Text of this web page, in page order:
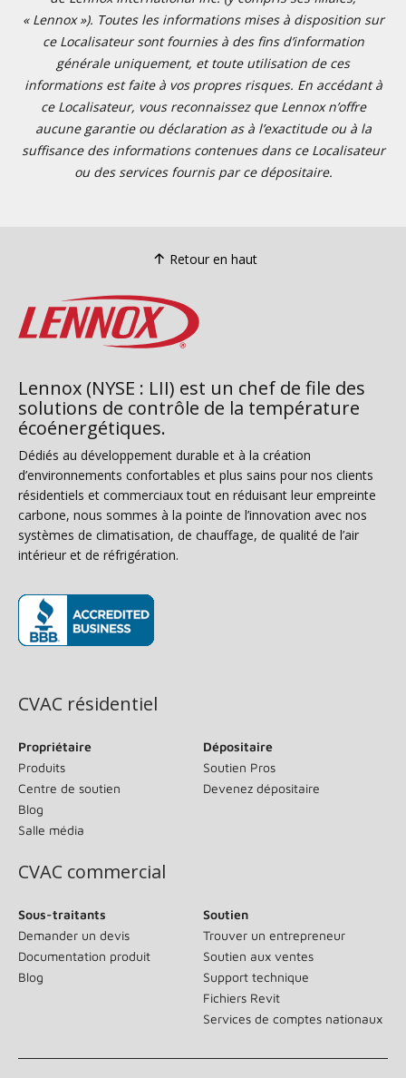
« Lennox »). Toutes les informations mises à disposition sur
ce Localisateur sont fournies à des fins d’information
générale uniquement, et toute utilisation de ces
informations est faite à vos propres risques. En accédant à
ce Localisateur, vous reconnaissez que Lennox n’offre
aucune garantie ou déclaration as à l’exactitude ou à la
suffisance des informations contenues dans ce Localisateur
ou des services fournis par ce dépositaire.
Retour en haut
Lennox (NYSE : LII) est un chef de file des
solutions de contrôle de la température
écoénergétiques.
Dédiés au développement durable et à la création
d’environnements confortables et plus sains pour nos clients
résidentiels et commerciaux tout en réduisant leur empreinte
carbone, nous sommes à la pointe de l’innovation avec nos
systèmes de climatisation, de chauffage, de qualité de l’air
intérieur et de réfrigération.
CVAC résidentiel
Propriétaire
Produits
Centre de soutien
Blog
Salle média
Dépositaire
Soutien Pros
Devenez dépositaire
CVAC commercial
Sous-traitants
Demander un devis
Documentation produit
Blog
Soutien
Trouver un entrepreneur
Soutien aux ventes
Support technique
Fichiers Revit
Services de comptes nationaux